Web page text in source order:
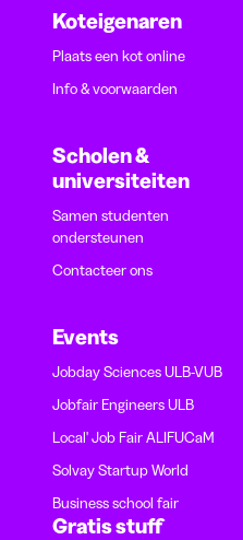
Koteigenaren
Plaats een kot online
Info & voorwaarden
Scholen &
universiteiten
Samen studenten
ondersteunen
Contacteer ons
Events
Jobday Sciences ULB-VUB
Jobfair Engineers ULB
Local' Job Fair ALIFUCaM
Solvay Startup World
Business school fair
Gratis stuff